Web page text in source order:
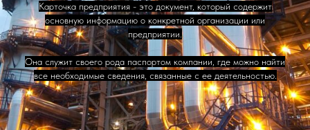
Карточка предприятия - это документ, который содержит
основную информацию о конкретной организации или
предприятии.
Она служит своего рода паспортом компании, где можно найти
все необходимые сведения, связанные с ее деятельностью.